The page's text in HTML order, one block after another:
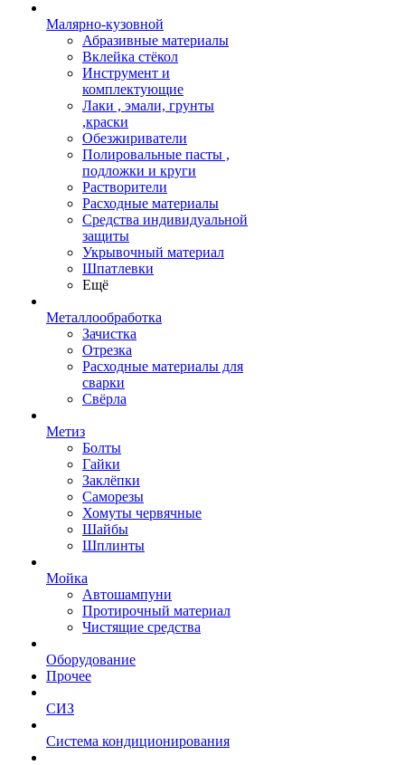
Малярно-кузовной
Абразивные материалы
Вклейка стёкол
Инструмент и
комплектующие
Лаки , эмали, грунты
,краски
Обезжириватели
Полировальные пасты ,
подложки и круги
Растворители
Расходные материалы
Средства индивидуальной
защиты
Укрывочный материал
Шпатлевки
Ещё
Металлообработка
Зачистка
Отрезка
Расходные материалы для
сварки
Свёрла
Метиз
Болты
Гайки
Заклёпки
Саморезы
Хомуты червячные
Шайбы
Шплинты
Мойка
Автошампуни
Протирочный материал
Чистящие средства
Оборудование
Прочее
СИЗ
Система кондиционирования